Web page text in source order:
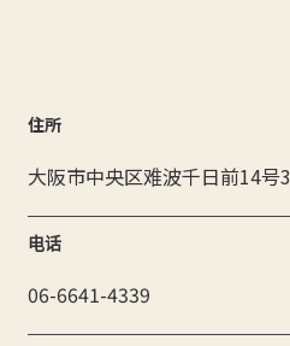
住所
大阪市中央区难波千日前14号3
电话
06-6641-4339